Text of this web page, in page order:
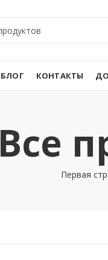
БЛОГ КОНТАКТЫ
Все
Первая